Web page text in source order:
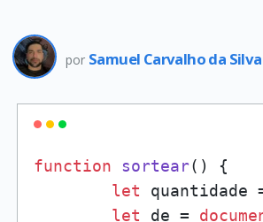
por Samuel Carvalho da Silva
function sortear( ) {
let quantidade
let de =